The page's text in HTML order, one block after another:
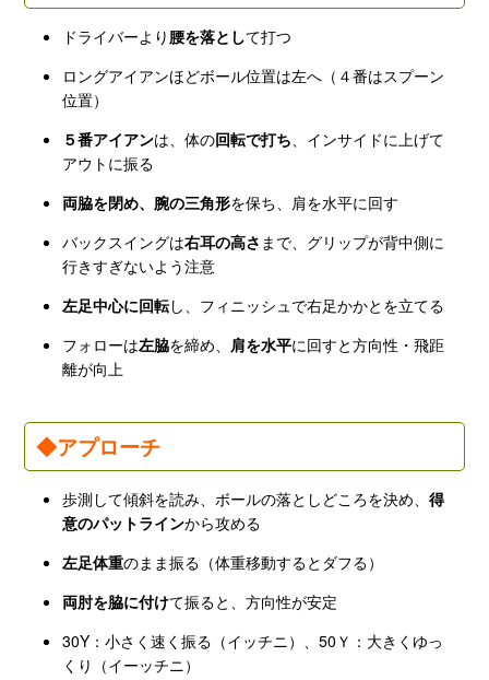
ドライバーより 腰を落として打つ
ロングアイアンほどボール位置は左へ（４番はスプーン
位置）
５番アイアンは、体の回転で打ち 、インサイドに上げて
アウトに振る
両脇を閉め、腕の三角形を保ち、肩を水平に回す
バックスイングは右耳の高さ まで、グリップが背中側に
行きすぎないよう注意
左足中心に回転し、フィニッシュで右足かかとを立てる
フォローは左脇を締め、 肩を水平に回すと方向性・飛距
離が向上
◆アプローチ
歩測して傾斜を読み、ボールの落としどころを決め、得
意のパットラインから攻める
左足体重のまま振る（体重移動するとダフる）
両肘を脇に付けて振ると、方向性が安定
30Y：小さく速く振る（イッチニ）、50Ｙ：大きくゆっ
くり（イーッチニ）